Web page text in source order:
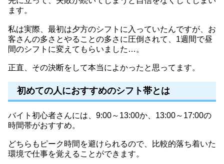
ます。
私は実際、最初は夕方のシフトに入っていたんですが、お
客さんの多さとやることの多さに圧倒されて、1週間で昼
間のシフトに変えてもらいました…。
正直、その決断をして本当によかったと思ってます。
初めての人におすすめのシフト帯とは
バイト初心者さんには、9:00～13:00か、13:00～17:00の
時間帯がおすすめ。
どちらもピーク時間を避けられるので、比較的落ち着いた
環境で仕事を覚えることができます。